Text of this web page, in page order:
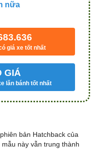
nữa
giá xe tốt nhất
GIÁ
lăn bánh tốt nhất
bản Hatchback của
này vẫn trung thành